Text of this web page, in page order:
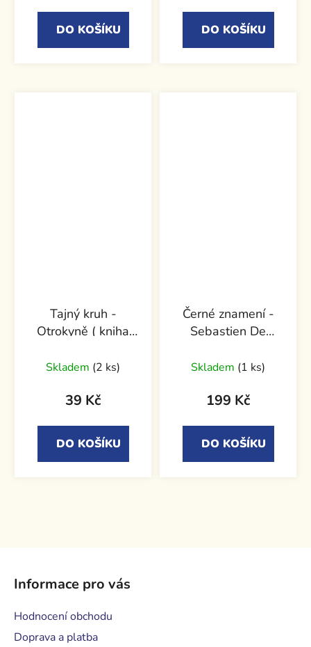
DO KOŠÍKU DO KOŠÍKU
Tajný kruh -
Otrokyně ( kniha
Skladem (2 ks)
39 Kč
DO KOŠÍKU
Černé znamení -
Sebastien De
Skladem (1 ks)
199 Kč
DO KOŠÍKU
Informace pro vás
Hodnocení obchodu
Doprava a platba